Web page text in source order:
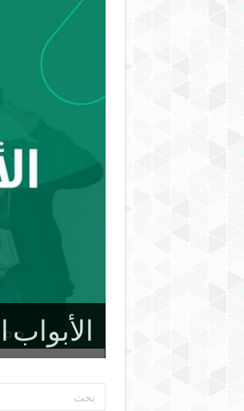
حفل
بالتخصصات العلمية
الزيارة